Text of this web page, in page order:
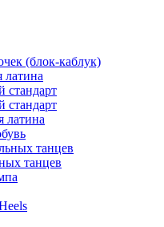
(блок-каблук)
латина
стандарт
стандарт
латина
танцев
танцев